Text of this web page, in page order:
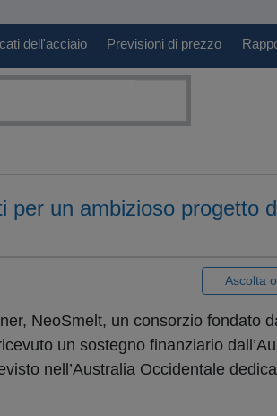
dell'acciaio Previsioni di prezzo
un ambizioso progetto
Ascolta
NeoSmelt, un consorzio fondato
un sostegno finanziario
nell’Australia Occidentale